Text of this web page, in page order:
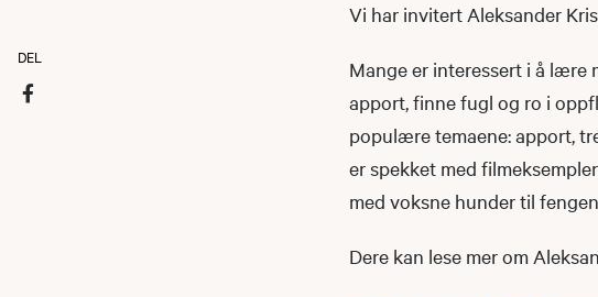
DEL
Vi har invitert Aleksander
Mange er interessert i å lære
apport, finne fugl og ro i
populære temaene: apport,
er spekket med
med voksne hunder til
Dere kan lese mer om